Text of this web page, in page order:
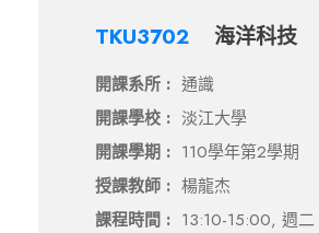
TKU3702 海洋科技
開課系所 : 通識
開課學校 : 淡江大學
開課學期 : 110學年第2學期
授課教師 : 楊龍杰
課程時間 : 13:10-15:00, 週二